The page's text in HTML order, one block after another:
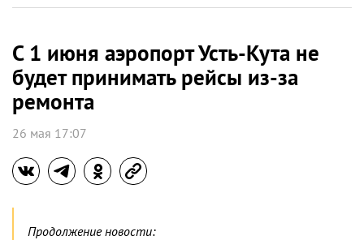
С 1 июня аэропорт Усть-Кута не
будет принимать рейсы из-за
ремонта
26 мая 17:07
Продолжение новости: